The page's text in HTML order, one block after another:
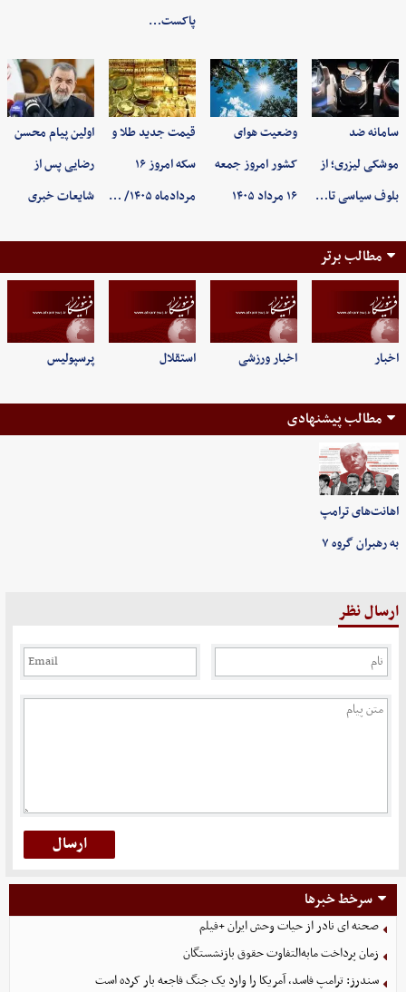
پاکست…
سامانه ضد
موشکی لیزری؛ از
بلوف سیاسی تا…
وضعیت هوای
کشور امروز جمعه
۱۶ مرداد ۱۴۰۵
قیمت جدید طلا و
سکه امروز ۱۶
مردادماه ۱۴۰۵/ …
اولین پیام محسن
رضایی پس از
شایعات خبری
مطالب برتر
اخبار اخبار ورزشی استقلال پرسپولیس
مطالب پیشنهادی
اهانت‌های ترامپ
به رهبران گروه ۷
ارسال نظر
سرخط خبرها
صحنه ای نادر از حیات وحش ایران +فیلم
زمان پرداخت مابه‌التفاوت حقوق بازنشستگان
سندرز: ترامپ فاسد، آمریکا را وارد یک جنگ فاجعه بار کرده است